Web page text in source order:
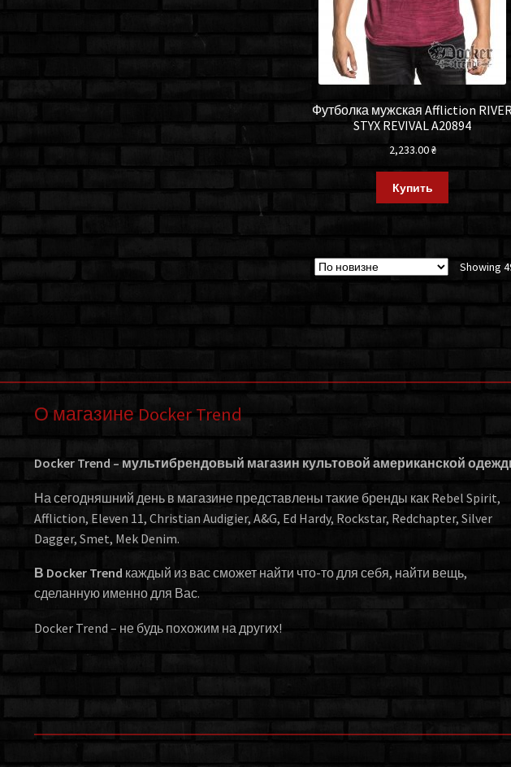
Футболка мужская Affliction
STYX REVIVAL A20894
2,233.00₴
Купить
Showing
О магазине Docker Trend
Docker Trend – мультибрендовый магазин культовой американской
На сегодняшний день в магазине представлены такие бренды как Rebel Spirit,
Affliction, Eleven 11, Christian Audigier, A&G, Ed Hardy, Rockstar, Redchapter, Silver
Dagger, Smet, Mek Denim.
В Docker Trend каждый из вас сможет найти что-то для себя, найти вещь,
сделанную именно для Вас.
Docker Trend – не будь похожим на других!